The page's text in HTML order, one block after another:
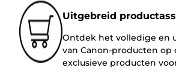
Uitgebreid
Ontdek het volledige en
van Canon-producten op
exclusieve producten